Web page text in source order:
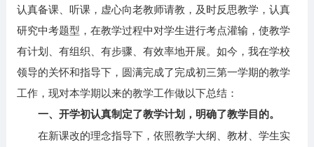
认真备课、听课，虚心向老教师请教，及时反思教学，认真
研究中考题型，在教学过程中对学生进行考点灌输，使教学
有计划、有组织、有步骤、有效率地开展。如今，我在学校
领导的关怀和指导下，圆满完成了完成初三第一学期的教学
工作，现对本学期以来的教学工作做以下总结：
一、开学初认真制定了教学计划，明确了教学目的。
在新课改的理念指导下，依照教学大纲、教材、学生实